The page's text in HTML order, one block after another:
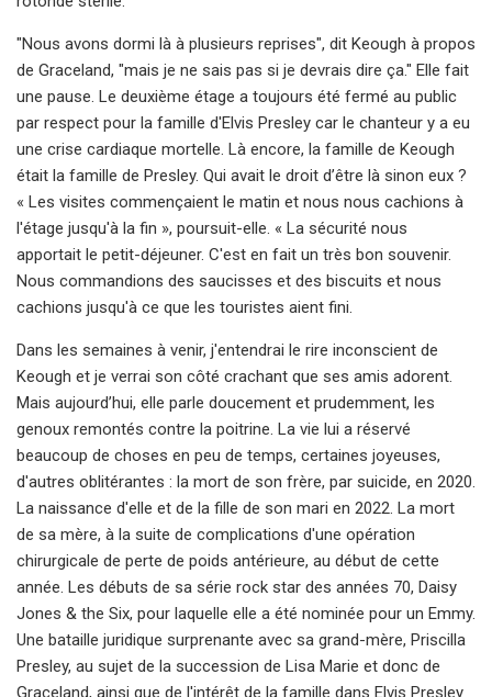
"Nous avons dormi là à plusieurs reprises", dit Keough à propos
de Graceland, "mais je ne sais pas si je devrais dire ça." Elle fait
une pause. Le deuxième étage a toujours été fermé au public
par respect pour la famille d'Elvis Presley car le chanteur y a eu
une crise cardiaque mortelle. Là encore, la famille de Keough
était la famille de Presley. Qui avait le droit d’être là sinon eux ?
« Les visites commençaient le matin et nous nous cachions à
l'étage jusqu'à la fin », poursuit-elle. « La sécurité nous
apportait le petit-déjeuner. C'est en fait un très bon souvenir.
Nous commandions des saucisses et des biscuits et nous
cachions jusqu'à ce que les touristes aient fini.
Dans les semaines à venir, j'entendrai le rire inconscient de
Keough et je verrai son côté crachant que ses amis adorent.
Mais aujourd’hui, elle parle doucement et prudemment, les
genoux remontés contre la poitrine. La vie lui a réservé
beaucoup de choses en peu de temps, certaines joyeuses,
d'autres oblitérantes : la mort de son frère, par suicide, en 2020.
La naissance d'elle et de la fille de son mari en 2022. La mort
de sa mère, à la suite de complications d'une opération
chirurgicale de perte de poids antérieure, au début de cette
année. Les débuts de sa série rock star des années 70, Daisy
Jones & the Six, pour laquelle elle a été nominée pour un Emmy.
Une bataille juridique surprenante avec sa grand-mère, Priscilla
Presley, au sujet de la succession de Lisa Marie et donc de
Graceland, ainsi que de l'intérêt de la famille dans Elvis Presley